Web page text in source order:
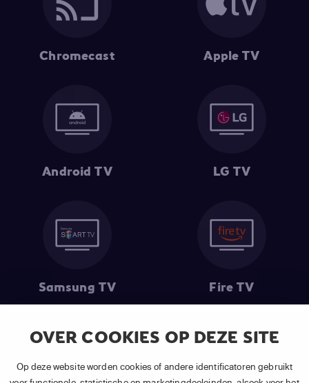
OVER COOKIES OP DEZE SITE
Op deze website worden cookies of andere identificatoren gebruikt
Chromecast Apple TV
Android TV LG TV
Samsung TV Fire TV
(1) De eerste 30 dagen gratis: Geldig op alle nieuwe abonnementen
van APP TV Light, Basic of Plus.